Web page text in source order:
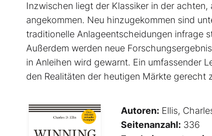
Inzwischen liegt der Klassiker in der
angekommen. Neu hinzugekommen sind
traditionelle Anlageentscheidungen infrage
Außerdem werden neue
in Anleihen wird gewarnt. Ein umfassender
den Realitäten der heutigen Märkte gerecht
Autoren: Ellis,
Seitenanzahl: 336